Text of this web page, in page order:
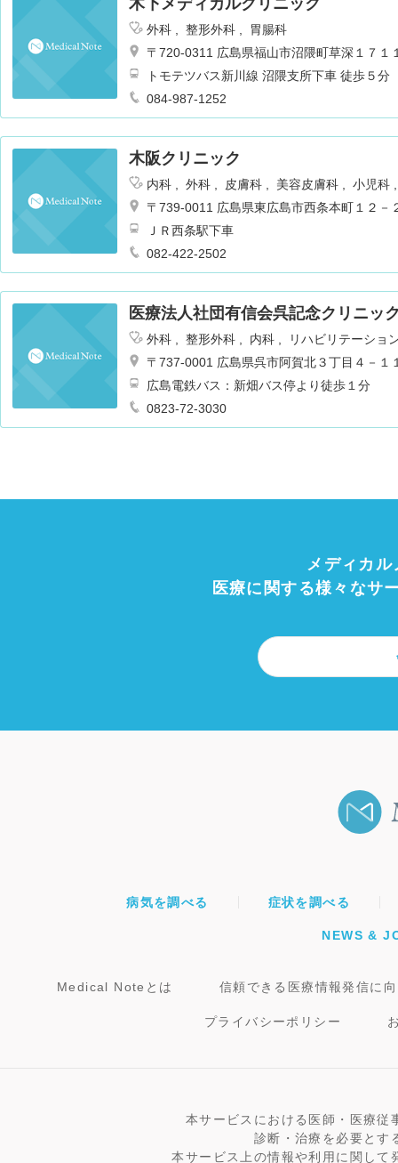
外科 整形外科
胃腸科
〒720-0311 広島県福山市沼隈町草深１７１
トモテツバス新川線 沼隈支所下車 徒歩５分
084-987-1252
木阪クリニック
内科 外科 皮膚科 美容皮膚科
小児科
〒739-0011 広島県東広島市西条本町１２－
ＪＲ西条駅下車
082-422-2502
医療法人社団有信会呉記念クリニッ
外科 整形外科 内科
リハビリテーショ
〒737-0001 広島県呉市阿賀北３丁目４－１
広島電鉄バス：新畑バス停より徒歩１分
0823-72-3030
メディカ
医療に関する様々なサ
病気を調べる 症状を調べる
NEWS &
Medical Noteとは 信頼できる医療情報発信に
プライバシーポリシー
本サービスにおける医師・医療従
診断・治療を必要とす
本サービス上の情報や利用に関し